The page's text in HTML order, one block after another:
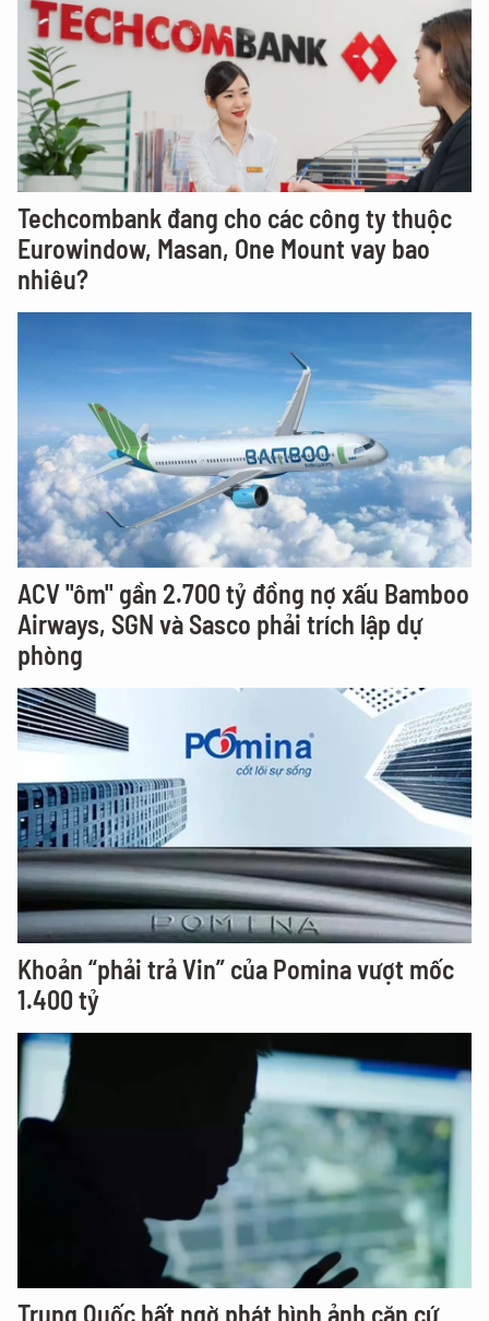
Techcombank đang cho các công ty thuộc
Eurowindow, Masan, One Mount vay bao
nhiêu?
ACV "ôm" gần 2.700 tỷ đồng nợ xấu Bamboo
Airways, SGN và Sasco phải trích lập dự
phòng
Khoản “phải trả Vin” của Pomina vượt mốc
1.400 tỷ
Trung Quốc bất ngờ phát hình ảnh căn cứ